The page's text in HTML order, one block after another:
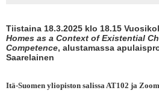
Tiistaina 18.3.2025 klo 18.15
Homes as a Context of Existential
Competence, alustamassa
Saarelainen
Itä-Suomen yliopiston salissa AT102 ja